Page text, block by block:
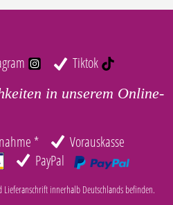
Tiktok
in unserem Online-
*
Vorauskasse
PayPal
innerhalb Deutschlands befinden.